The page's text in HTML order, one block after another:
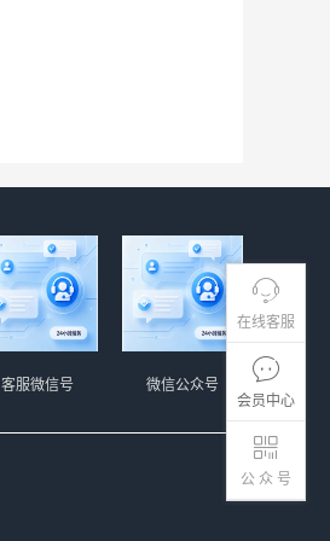
在线客服
会员中心
公 众 号
微信公众号
客服微信号